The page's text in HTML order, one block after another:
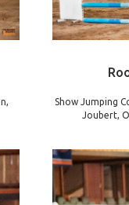
Show Jumping
Joubert,